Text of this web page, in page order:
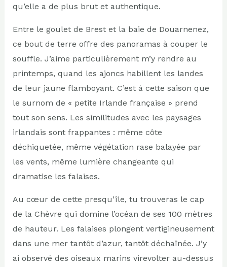
qu’elle a de plus brut et authentique.
Entre le goulet de Brest et la baie de Douarnenez,
ce bout de terre offre des panoramas à couper le
souffle. J’aime particulièrement m’y rendre au
printemps, quand les ajoncs habillent les landes
de leur jaune flamboyant. C’est à cette saison que
le surnom de « petite Irlande française » prend
tout son sens. Les similitudes avec les paysages
irlandais sont frappantes : même côte
déchiquetée, même végétation rase balayée par
les vents, même lumière changeante qui
dramatise les falaises.
Au cœur de cette presqu’île, tu trouveras le cap
de la Chèvre qui domine l’océan de ses 100 mètres
de hauteur. Les falaises plongent vertigineusement
dans une mer tantôt d’azur, tantôt déchaînée. J’y
ai observé des oiseaux marins virevolter au-dessus